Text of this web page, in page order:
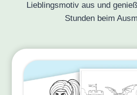
Lieblingsmotiv aus und
Stunden beim